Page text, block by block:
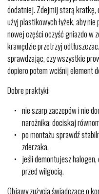
dodatniej. Zdejmij starą kratkę,
użyj plastikowych łyżek, aby
nowej części oczyść gniazdo w
krawędzie przetrzyj
sprawdzając, czy wszystkie
dopiero potem wciśnij element
Dobre praktyki:
nie szarp zaczepów i nie
narożnika; dociskaj
po montażu sprawdź
zderzaka,
jeśli demontujesz
przed wilgocią.
Objawy zużycia świadczące o